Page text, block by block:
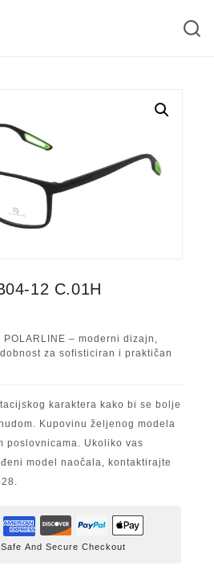
12 C.01H
– moderni dizajn,
za sofisticiran i praktičan
karaktera kako bi se bolje
Kupovinu željenog modela
poslovnicama. Ukoliko vas
model naočala, kontaktirajte
And Secure Checkout